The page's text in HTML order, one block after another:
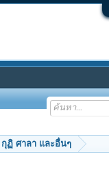
ฏิ ศาลา และอื่นๆ